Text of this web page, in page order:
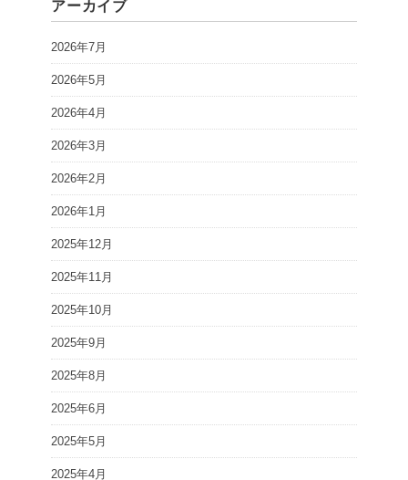
アーカイブ
2026年7月
2026年5月
2026年4月
2026年3月
2026年2月
2026年1月
2025年12月
2025年11月
2025年10月
2025年9月
2025年8月
2025年6月
2025年5月
2025年4月